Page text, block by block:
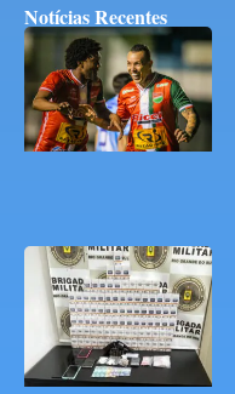
Notícias Recentes